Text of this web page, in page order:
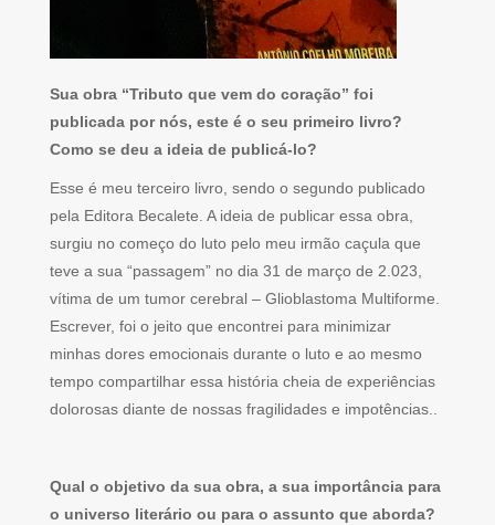
Sua obra “Tributo que vem do coração” foi
publicada por nós, este é o seu primeiro livro?
Como se deu a ideia de publicá-lo?
Esse é meu terceiro livro, sendo o segundo publicado
pela Editora Becalete. A ideia de publicar essa obra,
surgiu no começo do luto pelo meu irmão caçula que
teve a sua “passagem” no dia 31 de março de 2.023,
vítima de um tumor cerebral – Glioblastoma Multiforme.
Escrever, foi o jeito que encontrei para minimizar
minhas dores emocionais durante o luto e ao mesmo
tempo compartilhar essa história cheia de experiências
dolorosas diante de nossas fragilidades e impotências..
Qual o objetivo da sua obra, a sua importância para
o universo literário ou para o assunto que aborda?